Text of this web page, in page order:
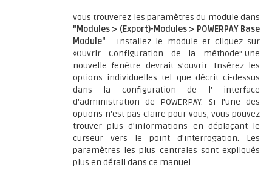
Vous trouverez les paramètres du module dans
"Modules > (Export)-Modules > POWERPAY Base
Module". Installez le module et cliquez sur
«Ouvrir Configuration de la méthode".Une
nouvelle fenêtre devrait s'ouvrir. Insérez les
options individuelles tel que décrit ci-dessus
dans la configuration de l' interface
d'administration de POWERPAY. Si l'une des
options n'est pas claire pour vous, vous pouvez
trouver plus d'informations en déplaçant le
curseur vers le point d'interrogation. Les
paramètres les plus centrales sont expliqués
plus en détail dans ce manuel.